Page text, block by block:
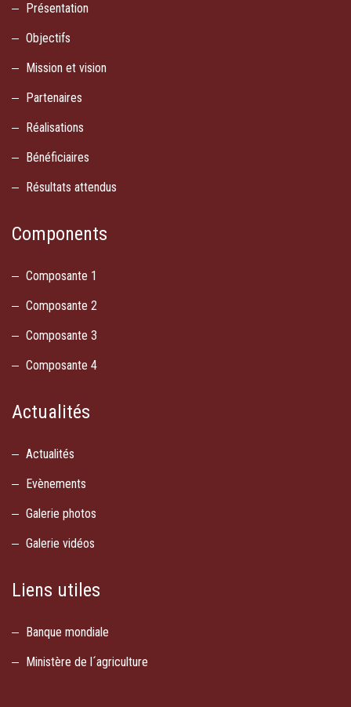
Présentation
Objectifs
Mission et vision
Partenaires
Réalisations
Bénéficiaires
Résultats attendus
Components
Composante 1
Composante 2
Composante 3
Composante 4
Actualités
Actualités
Evènements
Galerie photos
Galerie vidéos
Liens utiles
Banque mondiale
Ministère de l´agriculture